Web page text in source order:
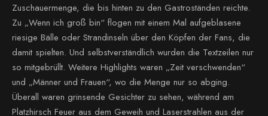
Zuschauermenge, die bis hinten zu den Gastroständen reichte.
Zu „Wenn ich groß bin“ flogen mit einem Mal aufgeblasene
riesige Bälle oder Strandinseln über den Köpfen der Fans, die
damit spielten. Und selbstverständlich wurden die Textzeilen nur
so mitgebrüllt. Weitere Highlights waren „Zeit verschwenden“
und „Männer und Frauen“, wo die Menge nur so abging.
Überall waren grinsende Gesichter zu sehen, während am
Platzhirsch Feuer aus dem Geweih und Laserstrahlen aus der